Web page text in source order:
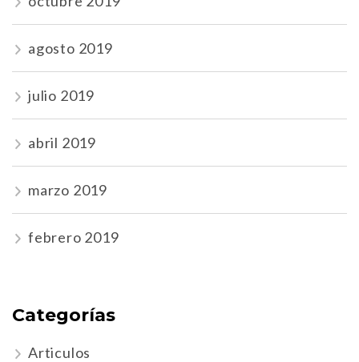
agosto 2019
julio 2019
abril 2019
marzo 2019
febrero 2019
Categorías
Articulos